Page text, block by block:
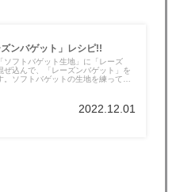
ズンバゲット」レシピ!!
ソフトバゲット生地」に「レーズ
ぜ込んで、「レーズンバゲット」を
。ソフトバゲットの生地を練って、
2022.12.01